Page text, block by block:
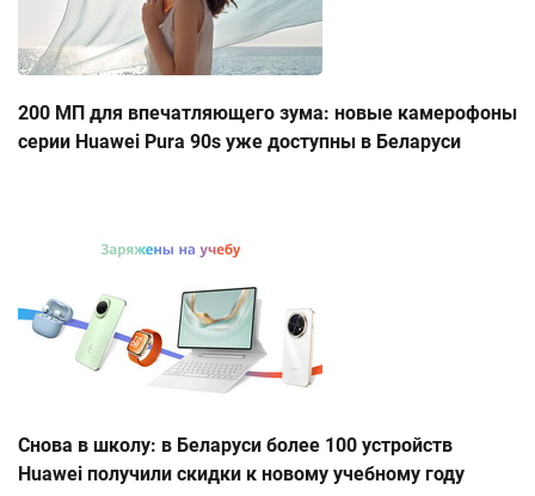
200 МП для впечатляющего зума: новые камерофоны
серии Huawei Pura 90s уже доступны в Беларуси
Снова в школу: в Беларуси более 100 устройств
Huawei получили скидки к новому учебному году